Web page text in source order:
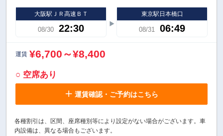
大阪駅ＪＲ高速ＢＴ
08/30 22:30
東京駅日本橋口
08/31 06:49
運賃 ¥6,700～¥8,400
○ 空席あり
運賃確認・ご予約はこちら
各種割引は、区間、座席種別等により設定がない場合がございます。車
内設備は、異なる場合もございます。